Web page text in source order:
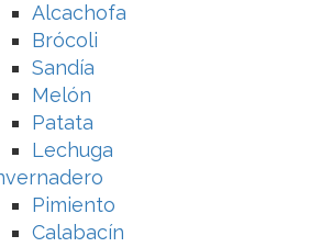
Alcachofa
Brócoli
Sandía
Melón
Patata
Lechuga
Pimiento
Calabacín